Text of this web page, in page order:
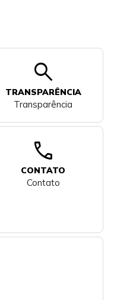
search
TRANSPARÊNCIA
Transparência
call
CONTATO
Contato